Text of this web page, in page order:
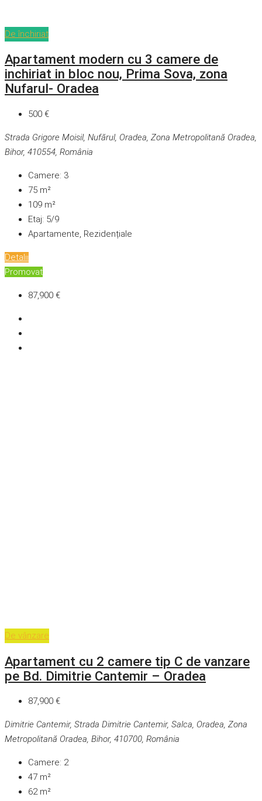
De închiriat
Apartament modern cu 3 camere de
inchiriat in bloc nou, Prima Sova, zona
Nufarul- Oradea
500 €
Strada Grigore Moisil, Nufărul, Oradea, Zona Metropolitană Oradea,
Bihor, 410554, România
Camere: 3
75 m²
109 m²
Etaj: 5/9
Apartamente, Rezidențiale
Detalii
Promovat
87,900 €
De vânzare
Apartament cu 2 camere tip C de vanzare
pe Bd. Dimitrie Cantemir – Oradea
87,900 €
Dimitrie Cantemir, Strada Dimitrie Cantemir, Salca, Oradea, Zona
Metropolitană Oradea, Bihor, 410700, România
Camere: 2
47 m²
62m²